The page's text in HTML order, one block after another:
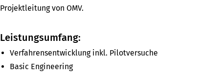
Projektleitung von OMV.
Leistungsumfang:
Verfahrensentwicklung inkl. Pilotversuche
Basic Engineering